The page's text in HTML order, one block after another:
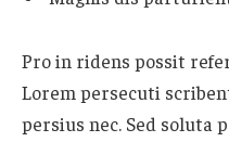
Pro in ridens possit
Lorem persecuti
persius nec. Sed soluta